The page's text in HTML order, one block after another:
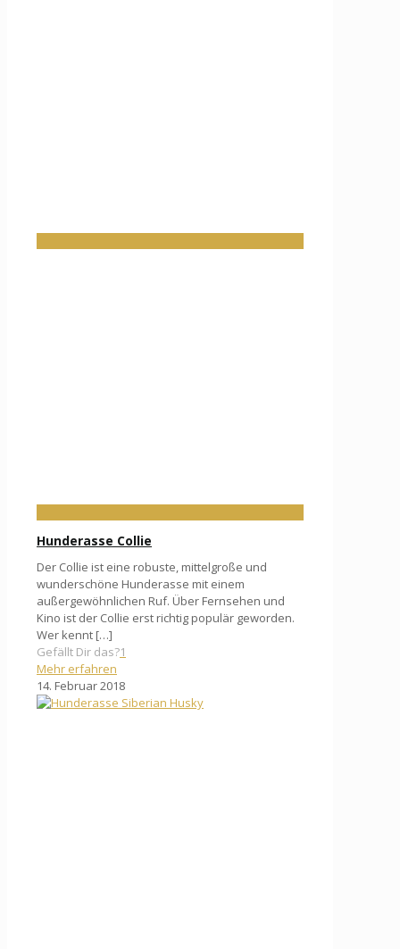
Hunderasse Collie
Der Collie ist eine robuste, mittelgroße und
wunderschöne Hunderasse mit einem
außergewöhnlichen Ruf. Über Fernsehen und
Kino ist der Collie erst richtig populär geworden.
Wer kennt […]
Gefällt Dir das?1
Mehr erfahren
14. Februar 2018